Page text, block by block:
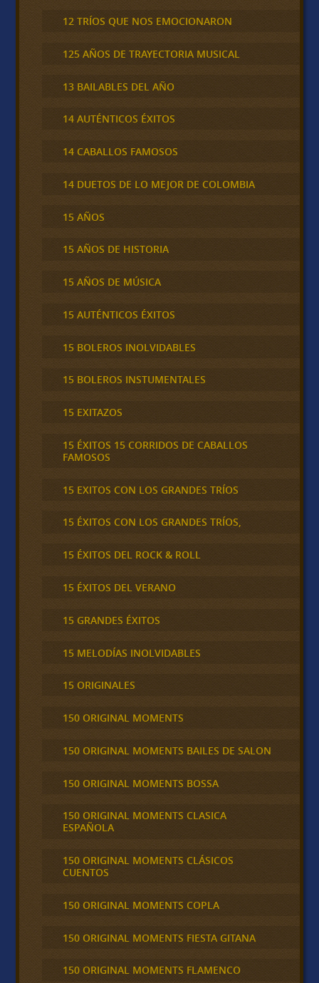
12 TRÍOS QUE NOS EMOCIONARON
125 AÑOS DE TRAYECTORIA MUSICAL
13 BAILABLES DEL AÑO
14 AUTÉNTICOS ÉXITOS
14 CABALLOS FAMOSOS
14 DUETOS DE LO MEJOR DE COLOMBIA
15 AÑOS
15 AÑOS DE HISTORIA
15 AÑOS DE MÚSICA
15 AUTÉNTICOS ÉXITOS
15 BOLEROS INOLVIDABLES
15 BOLEROS INSTUMENTALES
15 EXITAZOS
15 ÉXITOS 15 CORRIDOS DE CABALLOS
FAMOSOS
15 EXITOS CON LOS GRANDES TRÍOS
15 ÉXITOS CON LOS GRANDES TRÍOS,
15 ÉXITOS DEL ROCK & ROLL
15 ÉXITOS DEL VERANO
15 GRANDES ÉXITOS
15 MELODÍAS INOLVIDABLES
15 ORIGINALES
150 ORIGINAL MOMENTS
150 ORIGINAL MOMENTS BAILES DE SALON
150 ORIGINAL MOMENTS BOSSA
150 ORIGINAL MOMENTS CLASICA
ESPAÑOLA
150 ORIGINAL MOMENTS CLÁSICOS
CUENTOS
150 ORIGINAL MOMENTS COPLA
150 ORIGINAL MOMENTS FIESTA GITANA
150 ORIGINAL MOMENTS FLAMENCO